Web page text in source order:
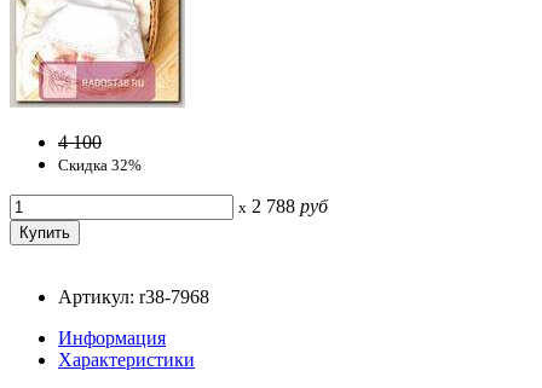
4 100
Скидка 32%
x 2 788 руб
Артикул: r38-7968
Информация
Характеристики